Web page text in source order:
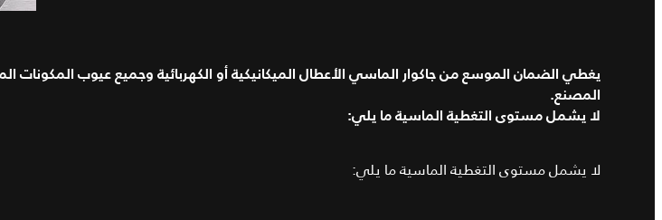
يغطي الضمان الموسع من جاكوار الماسي الأعطال الميكانيكية أو الكهربائية وجميع عيوب المكونات
المصنع.
لا يشمل مستوى التغطية الماسية ما يلي:
لا يشمل مستوى التغطية الماسية ما يلي: